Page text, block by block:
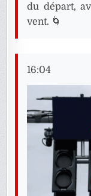
du départ,
vent. 🌀
16:04